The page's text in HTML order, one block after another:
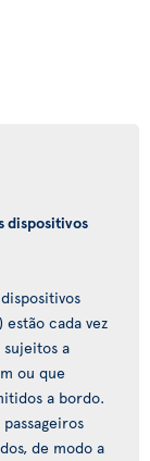
dispositivos
cada vez
sujeitos a
ou que
a bordo.
de modo a